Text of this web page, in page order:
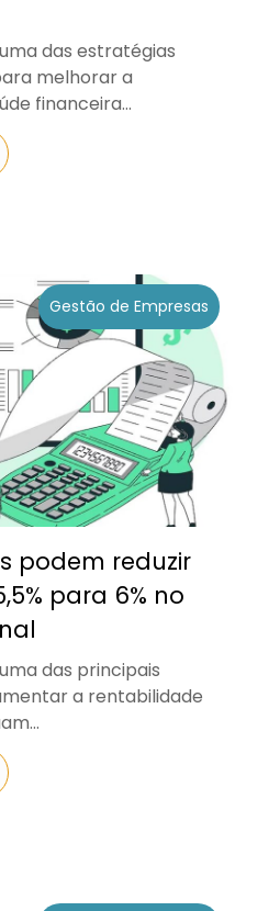
das estratégias
melhorar a
financeira...
Gestão de Empresas
podem reduzir
para 6% no
das principais
a rentabilidade